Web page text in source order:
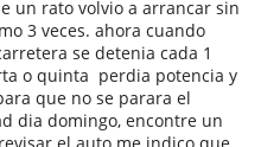
un rato volvio a arrancar sin
3 veces. ahora cuando
se detenia cada 1
o quinta perdia potencia y
que no se parara el
dia domingo, encontre un